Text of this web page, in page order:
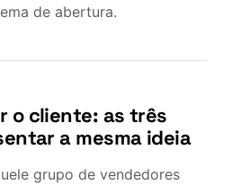
de abertura.
o cliente: as três
a mesma ideia
grupo de vendedores